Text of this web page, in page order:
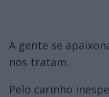
A gente se
nos tratam.
Pelo carinho